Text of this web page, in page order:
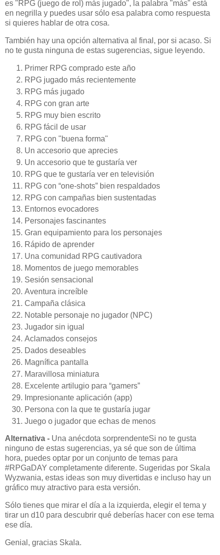
es "RPG (juego de rol) más jugado", la palabra "más" está
en negrilla y puedes usar sólo esa palabra como respuesta
si quieres hablar de otra cosa.
También hay una opción alternativa al final, por si acaso. Si
no te gusta ninguna de estas sugerencias, sigue leyendo.
Primer RPG comprado este año
RPG jugado más recientemente
RPG más jugado
RPG con gran arte
RPG muy bien escrito
RPG fácil de usar
RPG con "buena forma"
Un accesorio que aprecies
Un accesorio que te gustaría ver
RPG que te gustaría ver en televisión
RPG con “one-shots” bien respaldados
RPG con campañas bien sustentadas
Entornos evocadores
Personajes fascinantes
Gran equipamiento para los personajes
Rápido de aprender
Una comunidad RPG cautivadora
Momentos de juego memorables
Sesión sensacional
Aventura increíble
Campaña clásica
Notable personaje no jugador (NPC)
Jugador sin igual
Aclamados consejos
Dados deseables
Magnífica pantalla
Maravillosa miniatura
Excelente artilugio para “gamers”
Impresionante aplicación (app)
Persona con la que te gustaría jugar
Juego o jugador que echas de menos
Alternativa - Una anécdota sorprendenteSi no te gusta
ninguno de estas sugerencias, ya sé que son de última
hora, puedes optar por un conjunto de temas para
#RPGaDAY completamente diferente. Sugeridas por Skala
Wyzwania, estas ideas son muy divertidas e incluso hay un
gráfico muy atractivo para esta versión.
Sólo tienes que mirar el día a la izquierda, elegir el tema y
tirar un d10 para descubrir qué deberías hacer con ese tema
ese día.
Genial, gracias Skala.